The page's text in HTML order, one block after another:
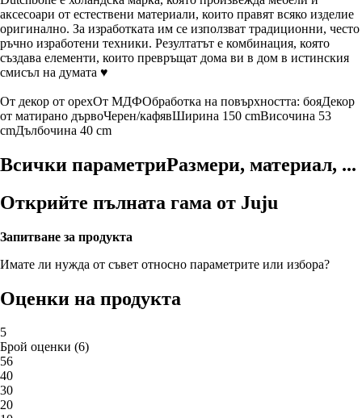
аксесоари от естествени материали, които правят всяко изделие
оригинално. За изработката им се използват традиционни, често
ръчно изработени техники. Резултатът е комбинация, която
създава елементи, които превръщат дома ви в дом в истинския
смисъл на думата ♥
От декор от орехОт МДФOбработка на повърхността: бояДекор
от матирано дървоЧерен/кафявШирина 150 cmВисочина 53
cmДълбочина 40 cm
Всички параметриРазмери, материал, ...
Открийте пълната гама от Juju
Запитване за продукта
Имате ли нужда от съвет относно параметрите или избора?
Оценки на продукта
5
Брой оценки (6)
56
40
30
20